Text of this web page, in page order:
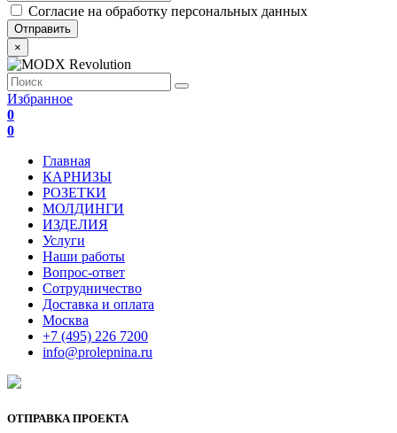
Согласие на обработку персональных данных
×
Избранное
0
0
Главная
КАРНИЗЫ
РОЗЕТКИ
МОЛДИНГИ
ИЗДЕЛИЯ
Услуги
Наши работы
Вопрос-ответ
Сотрудничество
Доставка и оплата
Москва
+7 (495) 226 7200
info@prolepnina.ru
ОТПРАВКА ПРОЕКТА